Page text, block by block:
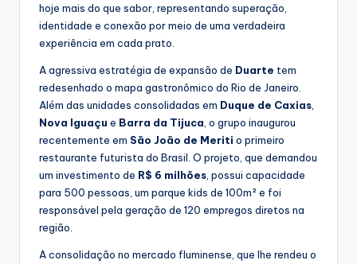
hoje mais do que sabor, representando superação,
identidade e conexão por meio de uma verdadeira
experiência em cada prato.
A agressiva estratégia de expansão de Duarte tem
redesenhado o mapa gastronômico do Rio de Janeiro.
Além das unidades consolidadas em Duque de Caxias
Nova Iguaçu e Barra da Tijuca , o grupo inaugurou
recentemente em São João de Meriti o primeiro
restaurante futurista do Brasil. O projeto, que demandou
um investimento de R$ 6 milhões , possui capacidade
para 500 pessoas, um parque kids de 100m² e foi
responsável pela geração de 120 empregos diretos na
região.
A consolidação no mercado fluminense, que lhe rendeu o